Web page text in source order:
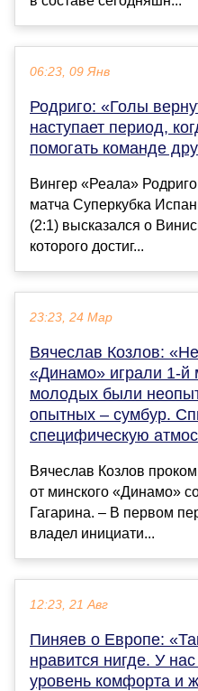
06:23, 09 Янв
Родриго: «Голы
наступает период,
помогать команде
Вингер «Реала»
матча Суперкубка
(2:1) высказался о
которого достиг...
23:23, 24 Мар
Вячеслав Козлов:
«Динамо» играли 1-
молодых были
опытных – сумбур.
специфическую
Вячеслав Козлов
от минского «Динамо»
Гагарина. – В первом
владел инициати...
12:23, 21 Авг
Пиняев о Европе:
нравится нигде. У
уровень комфорта и